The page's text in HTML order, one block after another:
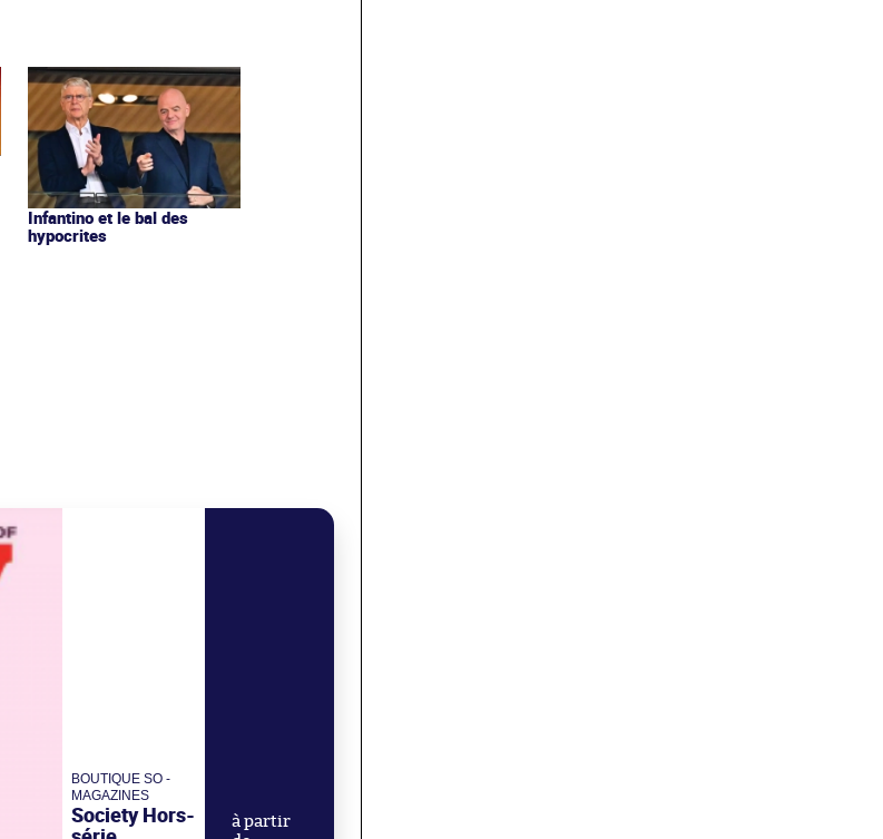
Infantino et le bal des
hypocrites
BOUTIQUE SO -
MAGAZINES
Society Hors-
à partir